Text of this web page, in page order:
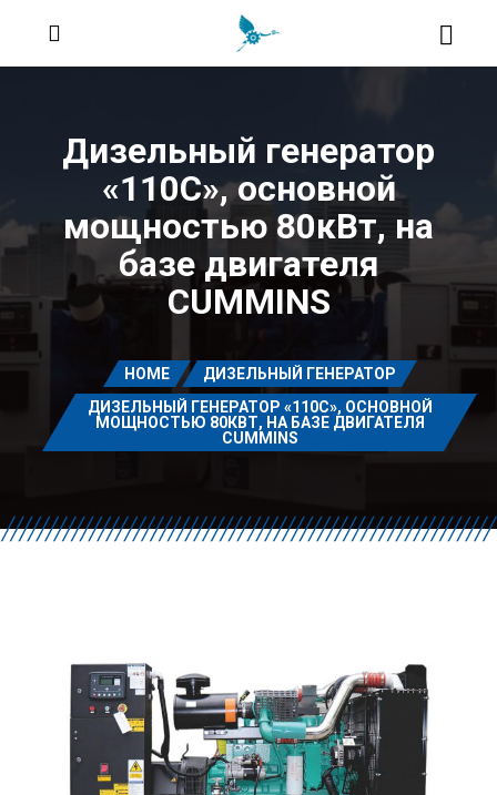
Дизельный генератор
«110C», основной
мощностью 80кВт, на
базе двигателя
CUMMINS
HOME
ДИЗЕЛЬНЫЙ ГЕНЕРАТОР
ДИЗЕЛЬНЫЙ ГЕНЕРАТОР «110C», ОСНОВНОЙ
МОЩНОСТЬЮ 80КВТ, НА БАЗЕ ДВИГАТЕЛЯ
CUMMINS